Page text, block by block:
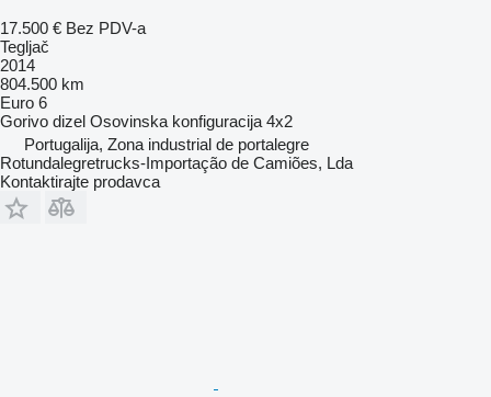
17.500 € Bez PDV-a
Tegljač
2014
804.500 km
Euro 6
Gorivo dizel Osovinska konfiguracija 4x2
Portugalija, Zona industrial de portalegre
Rotundalegretrucks-Importação de Camiões, Lda
Kontaktirajte prodavca